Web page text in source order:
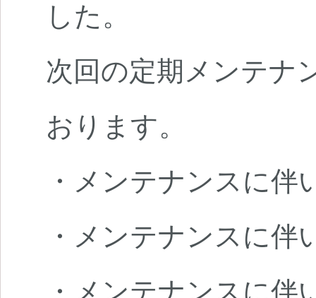
した。
次回の定期メンテナ
おります。
・メンテナンスに
・メンテナンスに
・メンテナンスに